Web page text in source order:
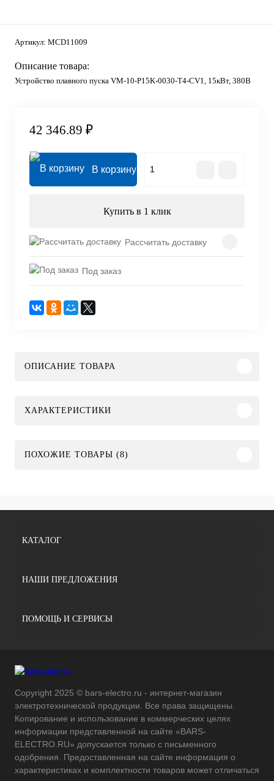
Артикул: MCD11009
Описание товара:
Устройство плавного пуска VM-10-P15K-0030-T4-CV1, 15кВт, 380В
42 346.89 ₽
В корзину
Купить в 1 клик
Рассчитать доставку
Под заказ
ОПИСАНИЕ ТОВАРА
ХАРАКТЕРИСТИКИ
ПОХОЖИЕ ТОВАРЫ (8)
КАТАЛОГ
НАШИ ПРЕДЛОЖЕНИЯ
ПОМОЩЬ И СЕРВИСЫ
Copyright 2025 © bars-electro.ru - интернет-магазин
электротехнической продукции. Все права защищены.
Копирование и использование в коммерческих целях
информации представленной на сайте «BARS-
ELECTRO.RU» допускается только с письменного
одобрения. Предоставленная на сайте информация о
характеристиках и комплектности товаров может отличаться